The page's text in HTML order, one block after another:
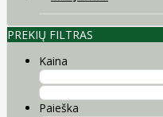
PREKIŲ FILTRAS
Kaina
Paieška